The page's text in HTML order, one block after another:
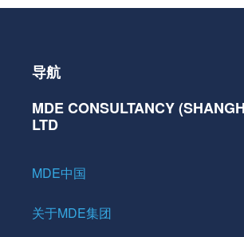
导航
MDE CONSULTANCY
LTD
MDE中国
关于MDE集团